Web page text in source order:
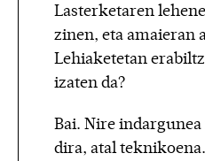
Lasterketaren
zinen, eta amaieran
Lehiaketetan
izaten da?
Bai. Nire
dira, atal